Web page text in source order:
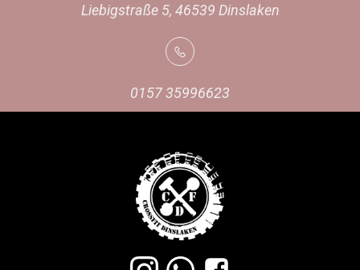
Liebigstraße 5, 46539 Dinslaken
0157 35996623